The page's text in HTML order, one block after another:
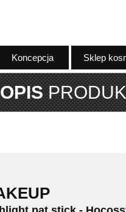
Koncepcja Sklep
OPIS